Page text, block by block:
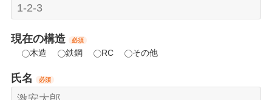
現在の構造 必須
木造 鉄鋼 RC その他
氏名 必須